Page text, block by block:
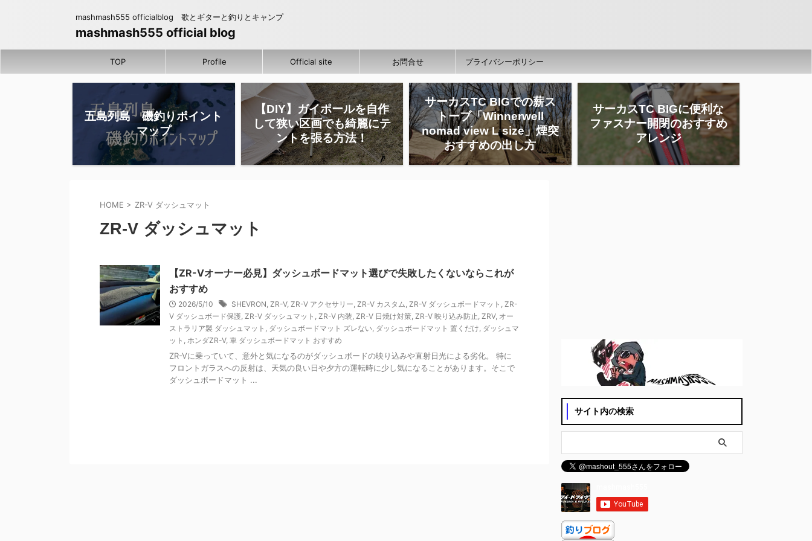
mashmash555 officialblog 歌とギターと釣りとキャンプ
mashmash555 official blog
TOP Profile Official site お問合せ プライバシーポリシー
五島列島 磯釣りポイント
マップ
【DIY】ガイポールを自作
して狭い区画でも綺麗にテ
ントを張る方法！
サーカスTC BIGでの薪ス
トーブ「Winnerwell
nomad view L size」煙突
おすすめの出し方
サーカスTC BIGに便利な
ファスナー開閉のおすすめ
アレンジ
HOME > ZR-V ダッシュマット
ZR-V ダッシュマット
【ZR-Vオーナー必見】ダッシュボードマット選びで失敗したくないならこれが
おすすめ
2026/5/10 SHEVRON, ZR-V, ZR-V アクセサリー, ZR-V カスタム, ZR-V ダッシュボードマット , ZR-
V ダッシュボード保護, ZR-V ダッシュマット , ZR-V 内装, ZR-V 日焼け対策, ZR-V 映り込み防止, ZRV, オー
ストラリア製 ダッシュマット , ダッシュボードマット ズレない, ダッシュボードマット 置くだけ, ダッシュマ
ット , ホンダZR-V, 車 ダッシュボードマット おすすめ
ZR-Vに乗っていて、意外と気になるのがダッシュボードの映り込みや直射日光による劣化。 特に
フロントガラスへの反射は、天気の良い日や夕方の運転時に少し気になることがあります。そこで
ダッシュボードマット ...
サイト内の検索